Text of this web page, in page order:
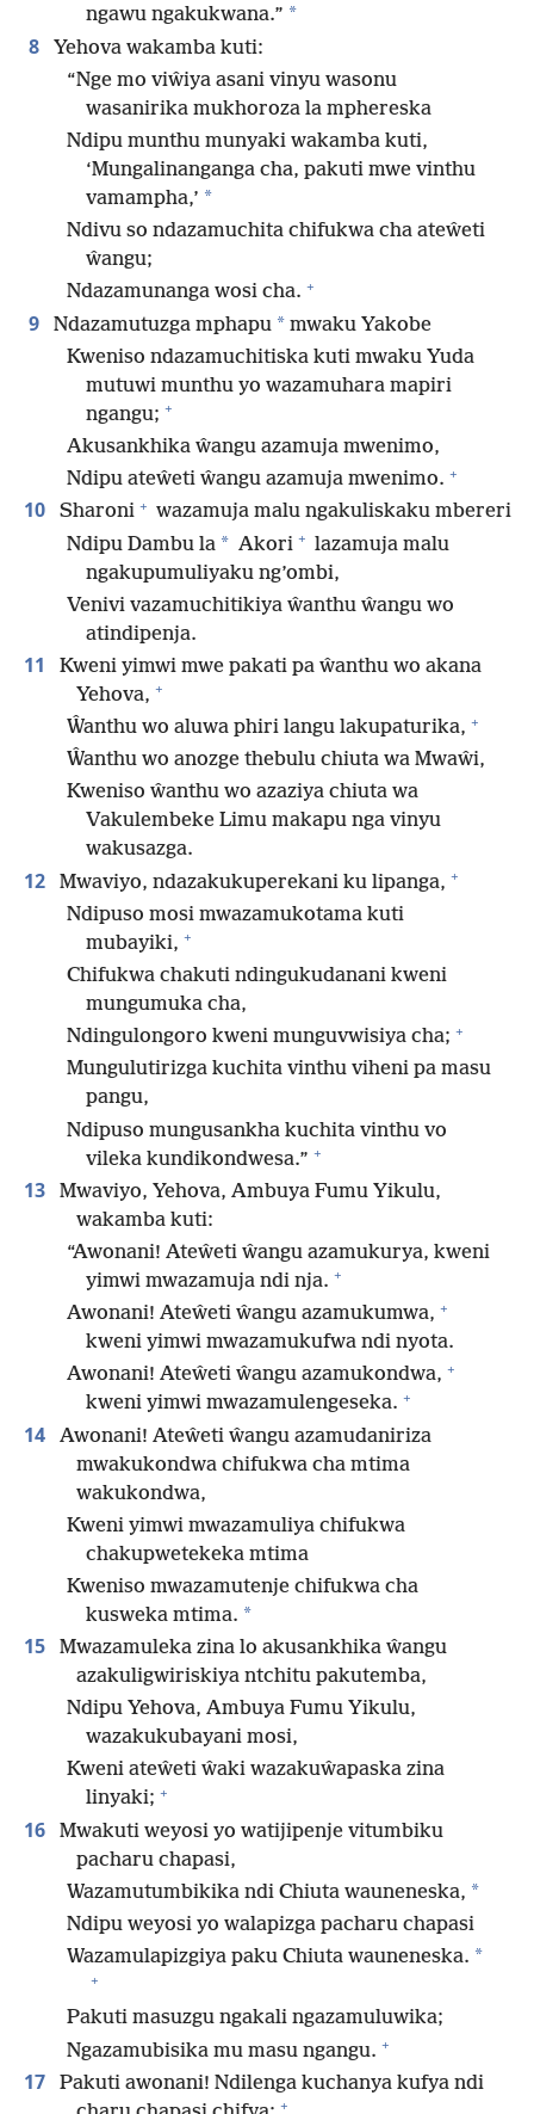
ngawu ngakukwana.” *
8
Yehova wakamba kuti:
“Nge mo viŵiya asani vinyu wasonu
wasanirika mukhoroza la mphereska
Ndipu munthu munyaki wakamba kuti,
‘Mungalinanganga cha, pakuti mwe vinthu
vamampha,’ *
Ndivu so ndazamuchita chifukwa cha ateŵeti
ŵangu;
Ndazamunanga wosi cha. +
9 Ndazamutuzga mphapu * mwaku Yakobe
Kweniso ndazamuchitiska kuti mwaku Yuda
mutuwi munthu yo wazamuhara mapiri
ngangu; +
Akusankhika ŵangu azamuja mwenimo,
Ndipu ateŵeti ŵangu azamuja mwenimo. +
10 Sharoni + wazamuja malu ngakuliskaku mbereri
Ndipu Dambu la * Akori + lazamuja malu
ngakupumuliyaku ng’ombi,
Venivi vazamuchitikiya ŵanthu ŵangu wo
atindipenja.
11
Kweni yimwi mwe pakati pa ŵanthu wo akana
Yehova, +
Ŵanthu wo aluwa phiri langu lakupaturika, +
Ŵanthu wo anozge thebulu chiuta wa Mwaŵi,
Kweniso ŵanthu wo azaziya chiuta wa
Vakulembeke Limu makapu nga vinyu
wakusazga.
12 Mwaviyo, ndazakukuperekani ku lipanga, +
Ndipuso mosi mwazamukotama kuti
mubayiki, +
Chifukwa chakuti ndingukudanani kweni
mungumuka cha,
Ndingulongoro kweni munguvwisiya cha; +
Mungulutirizga kuchita vinthu viheni pa masu
pangu,
Ndipuso mungusankha kuchita vinthu vo
vileka kundikondwesa.” +
13
Mwaviyo, Yehova, Ambuya Fumu Yikulu,
wakamba kuti:
“Awonani! Ateŵeti ŵangu azamukurya, kweni
yimwi mwazamuja ndi nja. +
Awonani! Ateŵeti ŵangu azamukumwa, +
kweni yimwi mwazamukufwa ndi nyota.
Awonani! Ateŵeti ŵangu azamukondwa, +
kweni yimwi mwazamulengeseka. +
14
Awonani! Ateŵeti ŵangu azamudaniriza
mwakukondwa chifukwa cha mtima
wakukondwa,
Kweni yimwi mwazamuliya chifukwa
chakupwetekeka mtima
Kweniso mwazamutenje chifukwa cha
kusweka mtima. *
15
Mwazamuleka zina lo akusankhika ŵangu
azakuligwiriskiya ntchitu pakutemba,
Ndipu Yehova, Ambuya Fumu Yikulu,
wazakukubayani mosi,
Kweni ateŵeti ŵaki wazakuŵapaska zina
linyaki; +
16
Mwakuti weyosi yo watijipenje vitumbiku
pacharu chapasi,
Wazamutumbikika ndi Chiuta wauneneska, *
Ndipu weyosi yo walapizga pacharu chapasi
Wazamulapizgiya paku Chiuta wauneneska. *
+
Pakuti masuzgu ngakali ngazamuluwika;
Ngazamubisika mu masu ngangu. +
17
Pakuti awonani! Ndilenga kuchanya kufya ndi
+